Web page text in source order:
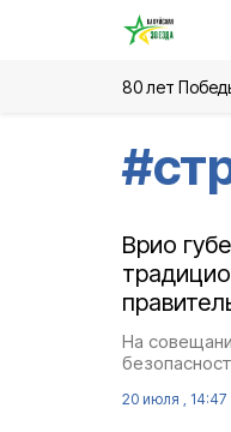
80 лет
#
Врио
На
20 июля , 14:47